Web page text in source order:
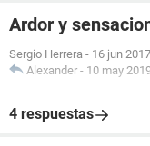
Ardor y
Sergio Herrera - 16 jun
Alexander - 10 may
4 respuestas